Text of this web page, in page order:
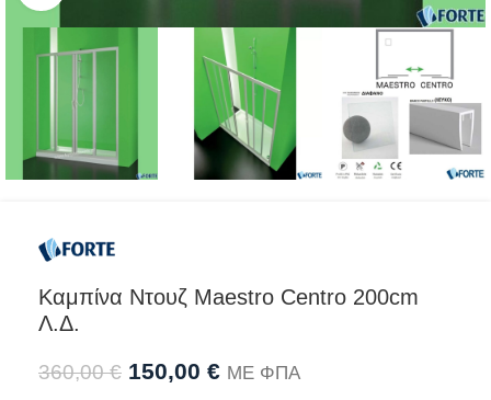
Καμπίνα Nτουζ Maestro Centro 200cm
Λ.Δ.
360,00€ 150,00 € ΜΕ ΦΠΑ